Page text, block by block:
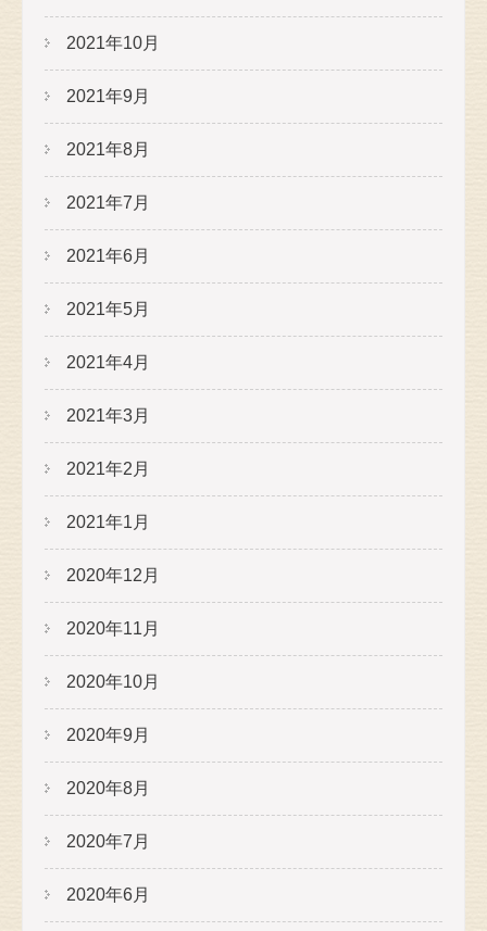
2021年10月
2021年9月
2021年8月
2021年7月
2021年6月
2021年5月
2021年4月
2021年3月
2021年2月
2021年1月
2020年12月
2020年11月
2020年10月
2020年9月
2020年8月
2020年7月
2020年6月